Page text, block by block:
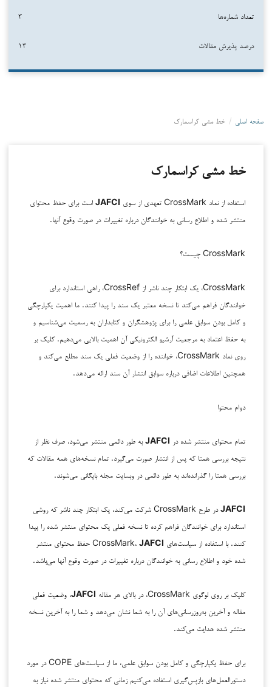
تعداد شماره‌ها ۳
درصد پذیرش مقالات ۱۳
صفحه اصلی / خط مشی کراسمارک
خط مشی کراسمارک
استفاده از نماد CrossMark تعهدی از سوی JAFCIاست برای حفظ محتوای
منتشر شده و اطلاع رسانی به خوانندگان درباره تغییرات در صورت وقوع آنها.
CrossMark چیست؟
CrossMark، یک ابتکار چند ناشر از CrossRef، راهی استاندارد برای
خوانندگان فراهم می‌کند تا نسخه معتبر یک سند را پیدا کنند. ما اهمیت یکپارچگی
و کامل بودن سوابق علمی را برای پژوهشگران و کتابداران به رسمیت می‌شناسیم و
به حفظ اعتماد به مرجعیت آرشیو الکترونیکی آن اهمیت بالایی می‌دهیم. کلیک بر
روی نماد CrossMark، خواننده را از وضعیت فعلی یک سند مطلع می‌کند و
همچنین اطلاعات اضافی درباره سوابق انتشار آن سند ارائه می‌دهد.
دوام محتوا
تمام محتوای منتشر شده در JAFCIبه طور دائمی منتشر می‌شود، صرف نظر از
نتیجه بررسی همتا که پس از انتشار صورت می‌گیرد. تمام نسخه‌های همه مقالات که
بررسی همتا را گذرانده‌اند به طور دائمی در وبسایت مجله بایگانی می‌شوند.
JAFCI
در طرح CrossMark شرکت می‌کند، یک ابتکار چند ناشر که روشی
استاندارد برای خوانندگان فراهم کرده تا نسخه فعلی یک محتوای منتشر شده را پیدا
کنند. با استفاده از سیاست‌های CrossMark، JAFCI
حفظ محتوای منتشر
شده خود و اطلاع رسانی به خوانندگان درباره تغییرات در صورت وقوع آنها می‌باشد.
کلیک بر روی لوگوی CrossMark، در بالای هر مقاله JAFCI، وضعیت فعلی
مقاله و آخرین به‌روزرسانی‌های آن را به شما نشان می‌دهد و شما را به آخرین نسخه
منتشر شده هدایت می‌کند.
برای حفظ یکپارچگی و کامل بودن سوابق علمی، ما از سیاست‌های COPE در مورد
دستورالعمل‌های بازپس‌گیری استفاده می‌کنیم زمانی که محتوای منتشر شده نیاز به